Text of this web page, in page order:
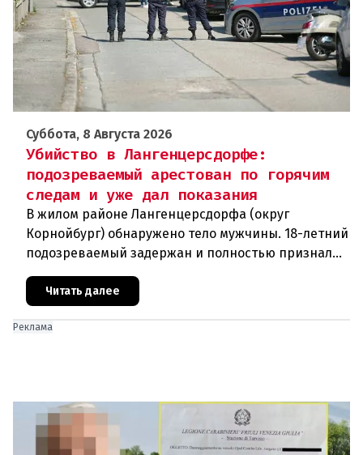
Суббота, 8 Августа 2026
Убийство в Лангенцерсдорфе:
подозреваемый арестован по горячим
следам и уже дал показания
В жилом районе Лангенцерсдорфа (округ
Корнойбург) обнаружено тело мужчины. 18-летний
подозреваемый задержан и полностью признал
свою вину. По данным следствия, преступление
могло быть совершено на поч
Читать далее
Реклама